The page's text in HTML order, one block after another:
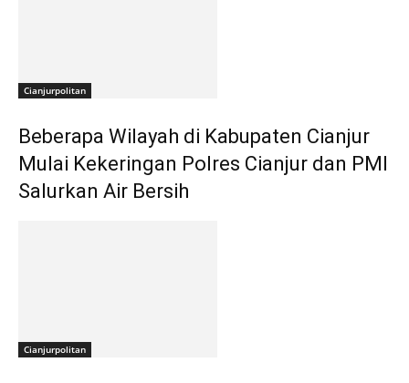
Cianjurpolitan
Beberapa Wilayah di Kabupaten Cianjur
Mulai Kekeringan Polres Cianjur dan PMI
Salurkan Air Bersih
Cianjurpolitan